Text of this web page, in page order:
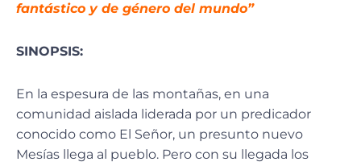
fantástico y de género del mundo”
SINOPSIS:
En la espesura de las montañas, en una
comunidad aislada liderada por un predicador
conocido como El Señor, un presunto nuevo
Mesías llega al pueblo. Pero con su llegada los